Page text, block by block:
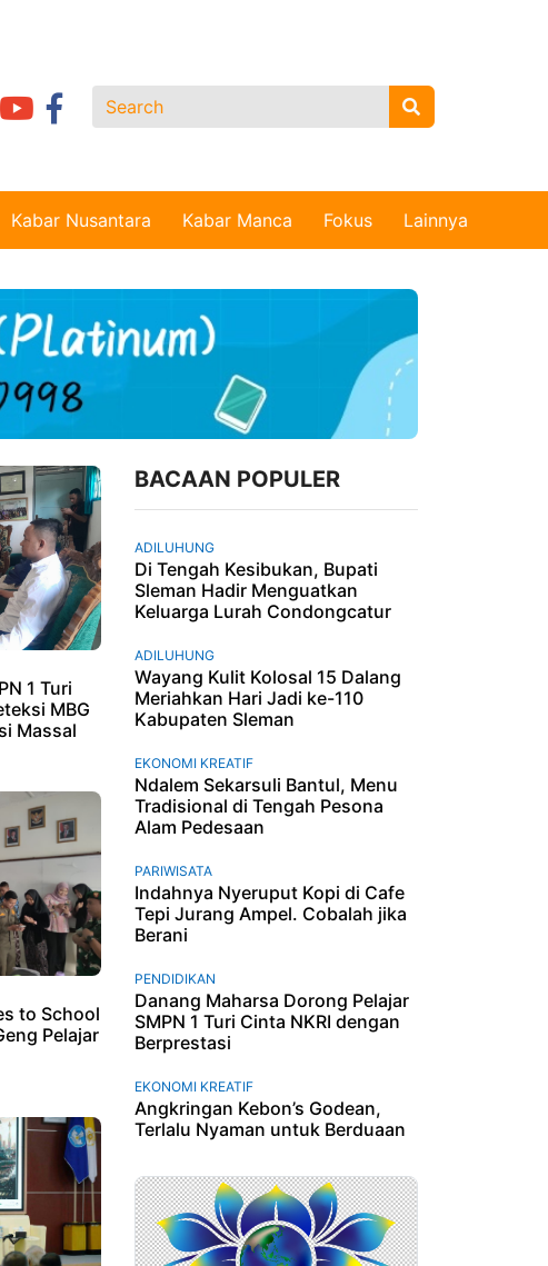
Kabar Nusantara Kabar Manca Fokus Lainnya
1 Turi
MBG
Massal
to School
Pelajar
BACAAN POPULER
ADILUHUNG
Di Tengah Kesibukan, Bupati
Sleman Hadir Menguatkan
Keluarga Lurah Condongcatur
ADILUHUNG
Wayang Kulit Kolosal 15 Dalang
Meriahkan Hari Jadi ke-110
Kabupaten Sleman
EKONOMI KREATIF
Ndalem Sekarsuli Bantul, Menu
Tradisional di Tengah Pesona
Alam Pedesaan
PARIWISATA
Indahnya Nyeruput Kopi di Cafe
Tepi Jurang Ampel. Cobalah jika
Berani
PENDIDIKAN
Danang Maharsa Dorong Pelajar
SMPN 1 Turi Cinta NKRI dengan
Berprestasi
EKONOMI KREATIF
Angkringan Kebon’s Godean,
Terlalu Nyaman untuk Berduaan